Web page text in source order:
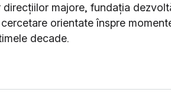
majore, fundația
orientate înspre
decade.